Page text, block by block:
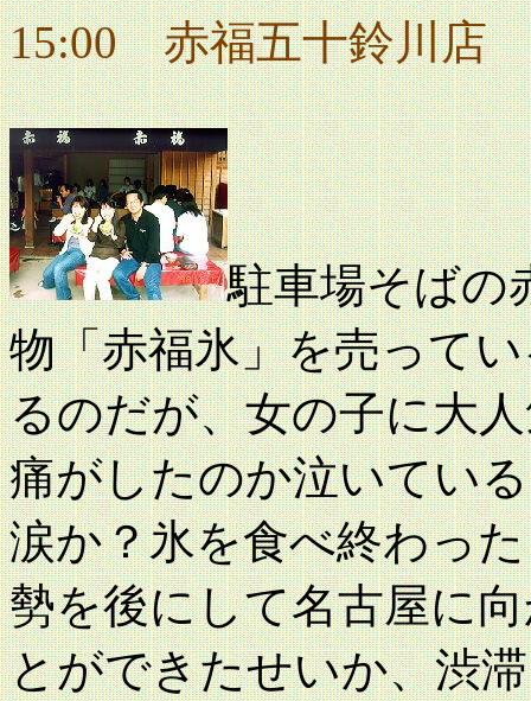
15:00 赤福五十鈴川店
駐車場そばの
物「赤福氷」を売って
るのだが、女の子に大
痛がしたのか泣いてい
涙か？氷を食べ終わっ
勢を後にして名古屋に
とができたせいか、渋